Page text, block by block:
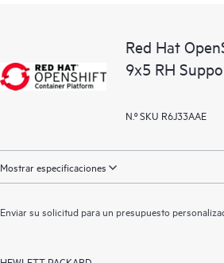
Red Hat
9x5 RH
N.º SKU R6J33AAE
Mostrar especificaciones
Enviar su solicitud para un presupuesto